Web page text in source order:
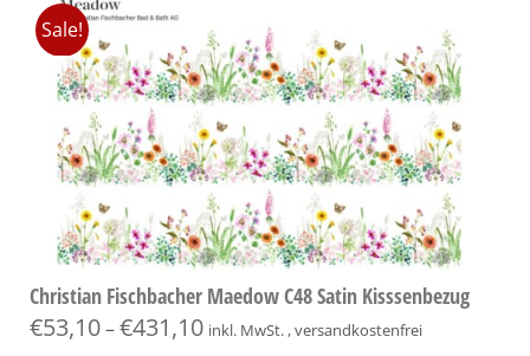
Sale!
Christian Fischbacher Maedow C48 Satin Kisssenbezug
€53,10–€431,10 inkl. MwSt. , versandkostenfrei